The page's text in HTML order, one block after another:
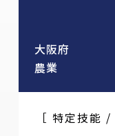
大阪府
農業
［ 特定技能 /